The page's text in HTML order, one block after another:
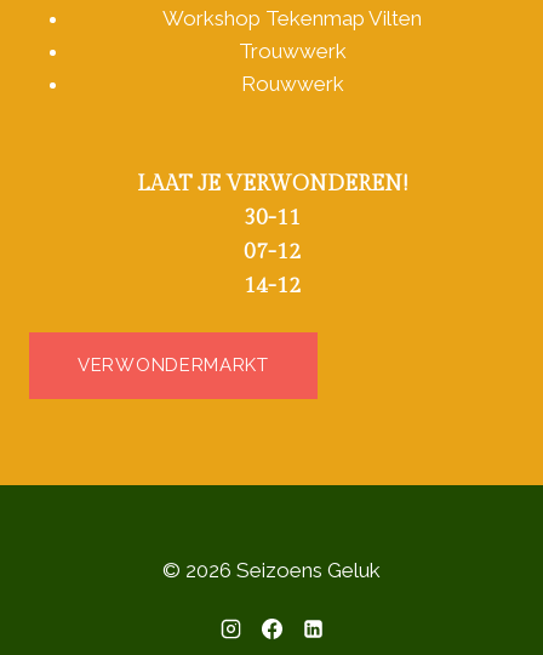
Workshop Tekenmap Vilten
Trouwwerk
Rouwwerk
LAAT JE VERWONDEREN!
30-11
07-12
14-12
VERWONDERMARKT
© 2026 Seizoens Geluk